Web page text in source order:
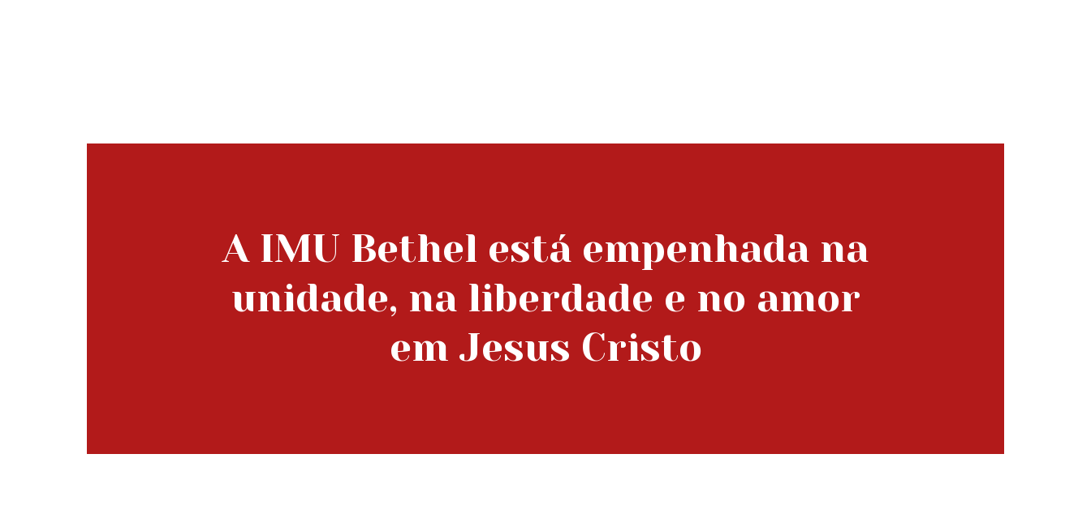
A IMU Bethel está empenhada na
unidade, na liberdade e no amor
em Jesus Cristo